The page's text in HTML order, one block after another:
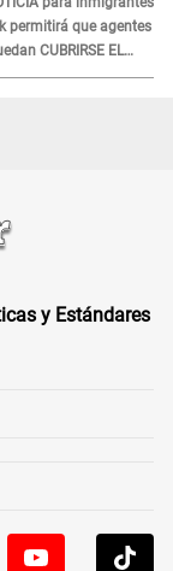
permitirá que agentes
CUBRIRSE EL
y Estándares